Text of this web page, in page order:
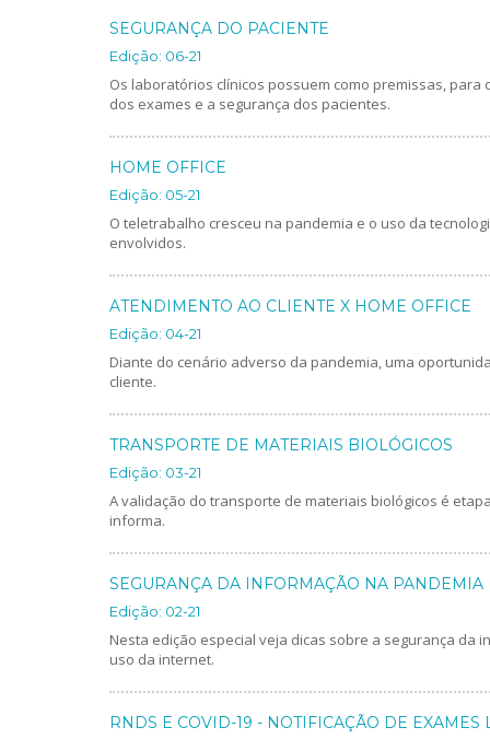
SEGURANÇA DO PACIENTE
Edição: 06-21
Os laboratórios clínicos possuem como premissas,
dos exames e a segurança dos pacientes.
HOME OFFICE
Edição: 05-21
O teletrabalho cresceu na pandemia e o uso da
envolvidos.
ATENDIMENTO AO CLIENTE X HOME OFFICE
Edição: 04-21
Diante do cenário adverso da pandemia, uma
cliente.
TRANSPORTE DE MATERIAIS BIOLÓGICOS
Edição: 03-21
A validação do transporte de materiais biológicos é
informa.
SEGURANÇA DA INFORMAÇÃO NA PANDEMIA
Edição: 02-21
Nesta edição especial veja dicas sobre a segurança da
uso da internet.
RNDS E COVID-19 - NOTIFICAÇÃO DE EXAMES